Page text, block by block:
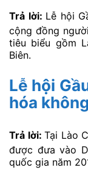
Trả lời: Lễ hội
cộng đồng
tiêu biểu gồm
Biên.
Lễ hội
hóa
Trả lời: Tại Lào
được đưa vào
quốc gia năm